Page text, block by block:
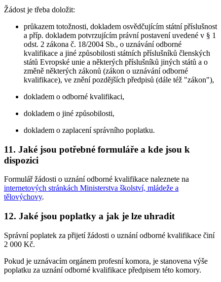
Žádost je třeba doložit:
průkazem totožnosti, dokladem osvědčujícím státní příslušnost
a příp. dokladem potvrzujícím právní postavení uvedené v § 1
odst. 2 zákona č. 18/2004 Sb., o uznávání odborné
kvalifikace a jiné způsobilosti státních příslušníků členských
států Evropské unie a některých příslušníků jiných států a o
změně některých zákonů (zákon o uznávání odborné
kvalifikace), ve znění pozdějších předpisů (dále též "zákon"),
dokladem o odborné kvalifikaci,
dokladem o jiné způsobilosti,
dokladem o zaplacení správního poplatku.
11. Jaké jsou potřebné formuláře a kde jsou k
dispozici
Formulář žádosti o uznání odborné kvalifikace naleznete na
internetových stránkách Ministerstva školství, mládeže a
tělovýchovy.
12. Jaké jsou poplatky a jak je lze uhradit
Správní poplatek za přijetí žádosti o uznání odborné kvalifikace činí
2 000 Kč.
Pokud je uznávacím orgánem profesní komora, je stanovena výše
poplatku za uznání odborné kvalifikace předpisem této komory.